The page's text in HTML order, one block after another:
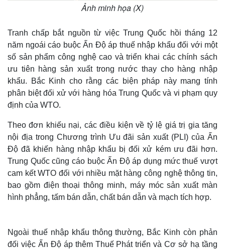
Ảnh minh họa (X)
Tranh chấp bắt nguồn từ việc Trung Quốc hồi tháng 12
năm ngoái cáo buộc Ấn Độ áp thuế nhập khẩu đối với một
số sản phẩm công nghệ cao và triển khai các chính sách
ưu tiên hàng sản xuất trong nước thay cho hàng nhập
khẩu. Bắc Kinh cho rằng các biện pháp này mang tính
phân biệt đối xử với hàng hóa Trung Quốc và vi phạm quy
định của WTO.
Theo đơn khiếu nại, các điều kiện về tỷ lệ giá trị gia tăng
nội địa trong Chương trình Ưu đãi sản xuất (PLI) của Ấn
Độ đã khiến hàng nhập khẩu bị đối xử kém ưu đãi hơn.
Trung Quốc cũng cáo buộc Ấn Độ áp dụng mức thuế vượt
cam kết WTO đối với nhiều mặt hàng công nghệ thông tin,
bao gồm điện thoại thông minh, máy móc sản xuất màn
hình phẳng, tấm bán dẫn, chất bán dẫn và mạch tích hợp.
Ngoài thuế nhập khẩu thông thường, Bắc Kinh còn phản
đối việc Ấn Độ áp thêm Thuế Phát triển và Cơ sở hạ tầng